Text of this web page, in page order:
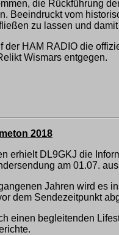
die Rückführung
Beeindruckt vom
zu lassen und
der HAM RADIO die
Wismars entgegen.
2018
erhielt DL9GKJ die
am 01.07.
Jahren wird es
dem Sendezeitpunkt
einen begleitenden